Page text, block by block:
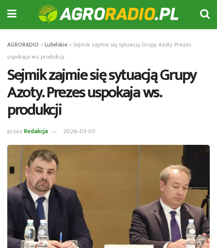
AGRORADIO >Lubelskie > Sejmik zajmie się sytuacją Grupy Azoty. Prezes
uspokaja ws. produkcji
Sejmik zajmie się sytuacją Grupy
Azoty. Prezes uspokaja ws.
produkcji
przezRedakcja 2026-03-05